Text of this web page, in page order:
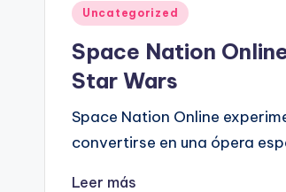
Publicado
Uncategorized
Space Nation
Star Wars
Space Nation Online
convertirse en una ópera
Leer más